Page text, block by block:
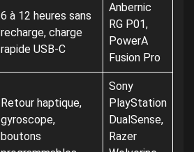
6 à 12 heures sans
recharge, charge
rapide USB-C
Anbernic
RG P01,
PowerA
Fusion Pro
Retour haptique,
gyroscope,
boutons
Sony
PlayStation
DualSense,
Razer